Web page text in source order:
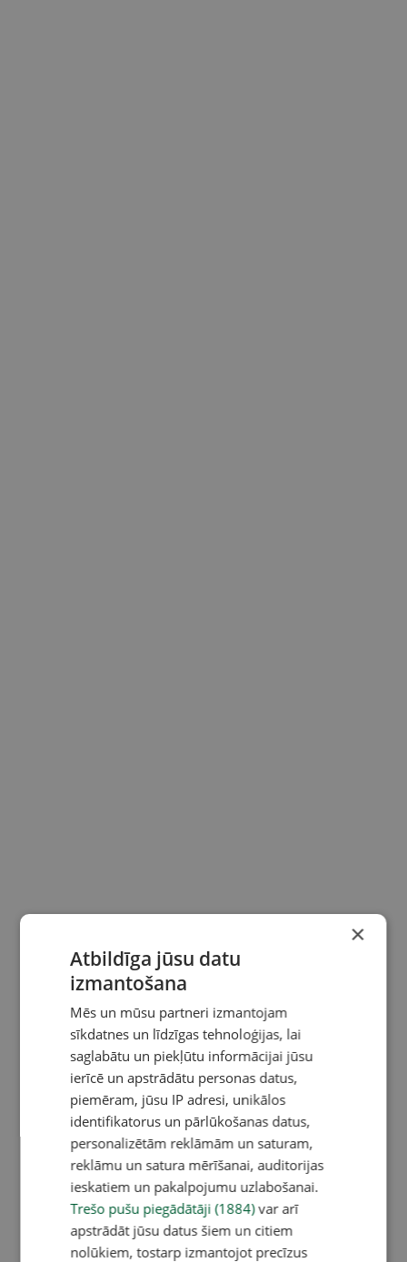
×
Atbildīga jūsu datu
izmantošana
Mēs un mūsu partneri izmantojam
sīkdatnes un līdzīgas tehnoloģijas, lai
saglabātu un piekļūtu informācijai jūsu
ierīcē un apstrādātu personas datus,
piemēram, jūsu IP adresi, unikālos
identifikatorus un pārlūkošanas datus,
personalizētām reklāmām un saturam,
reklāmu un satura mērīšanai, auditorijas
ieskatiem un pakalpojumu uzlabošanai.
Trešo pušu piegādātāji (1884)var arī
apstrādāt jūsu datus šiem un citiem
nolūkiem, tostarp izmantojot precīzus